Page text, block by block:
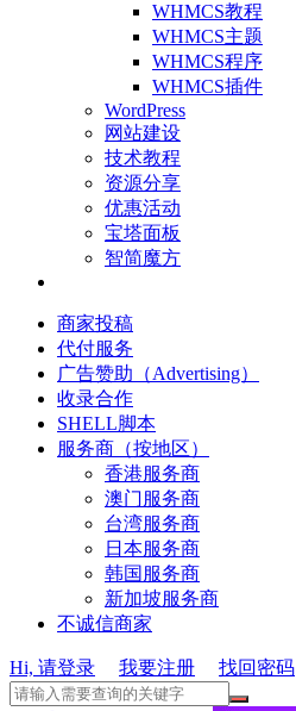
WHMCS教程
WHMCS主题
WHMCS程序
WHMCS插件
WordPress
网站建设
技术教程
资源分享
优惠活动
宝塔面板
智简魔方
商家投稿
代付服务
广告赞助（Advertising）
收录合作
SHELL脚本
服务商（按地区）
香港服务商
澳门服务商
台湾服务商
日本服务商
韩国服务商
新加坡服务商
不诚信商家
Hi, 请登录 我要注册 找回密码